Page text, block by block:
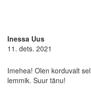
Inessa Uus
11. dets. 2021
Imehea! Olen korduvalt
lemmik. Suur tänu!